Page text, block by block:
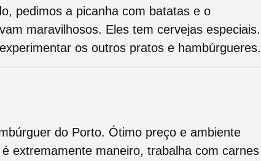
pedimos a picanha com batatas e o
maravilhosos. Eles tem cervejas especiais.
os outros pratos e hambúrgueres.
do Porto. Ótimo preço e ambiente
extremamente maneiro, trabalha com carnes